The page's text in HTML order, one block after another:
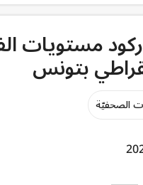
مستويات
بتونس
الصحفيّة